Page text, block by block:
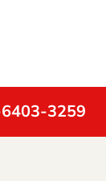
3259